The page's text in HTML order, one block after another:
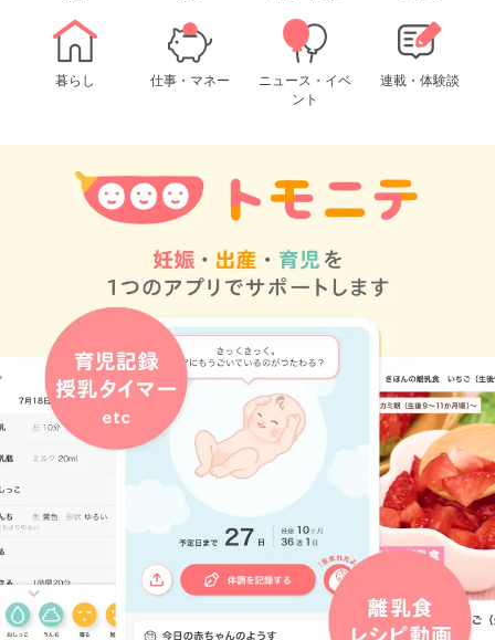
暮らし 仕事・マネー
ニュース・イベ
ント
連載・体験談